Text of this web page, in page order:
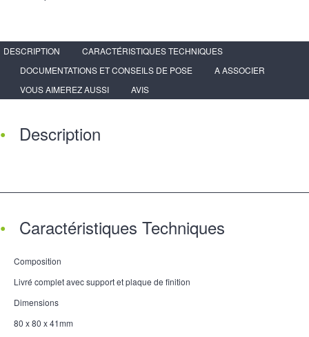
DESCRIPTION
CARACTÉRISTIQUES TECHNIQUES
DOCUMENTATIONS ET CONSEILS DE POSE
A ASSOCIER
VOUS AIMEREZ AUSSI
AVIS
Description
Caractéristiques Techniques
Composition
Livré complet avec support et plaque de finition
Dimensions
80 x 80 x 41mm